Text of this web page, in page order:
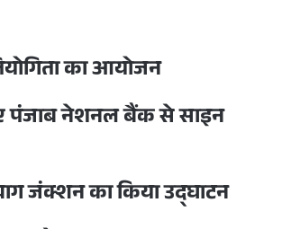
का आयोजन
पंजाब नेशनल बैंक से साइन
जंक्शन का किया उद्घाटन